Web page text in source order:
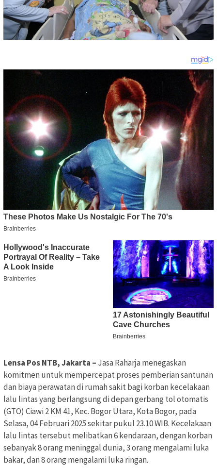
Lensa Pos NTB, Jakarta – Jasa Raharja menegaskan
komitmen untuk mempercepat proses pemberian santunan
dan biaya perawatan di rumah sakit bagi korban kecelakaan
lalu lintas yang berlangsung di depan gerbang tol otomatis
(GTO) Ciawi 2 KM 41, Kec. Bogor Utara, Kota Bogor, pada
Selasa, 04 Februari 2025 sekitar pukul 23.10 WIB. Kecelakaan
lalu lintas tersebut melibatkan 6 kendaraan, dengan korban
sebanyak 8 orang meninggal dunia, 3 orang mengalami luka
bakar, dan 8 orang mengalami luka ringan.